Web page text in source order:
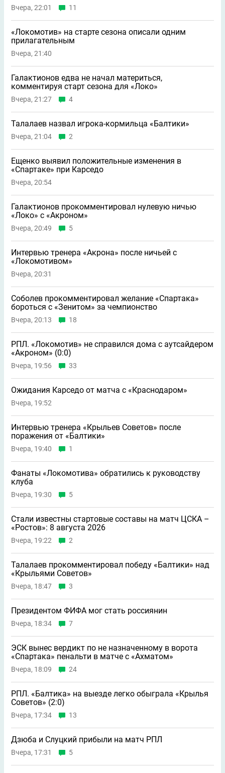
Вчера, 22:01 11
«Локомотив» на старте сезона описали одним
прилагательным
Вчера, 21:40
Галактионов едва не начал материться,
комментируя старт сезона для «Локо»
Вчера, 21:27 4
Талалаев назвал игрока-кормильца «Балтики»
Вчера, 21:04 2
Ещенко выявил положительные изменения в
«Спартаке» при Карседо
Вчера, 20:54
Галактионов прокомментировал нулевую ничью
«Локо» с «Акроном»
Вчера, 20:49 5
Интервью тренера «Акрона» после ничьей с
«Локомотивом»
Вчера, 20:31
Соболев прокомментировал желание «Спартака»
бороться с «Зенитом» за чемпионство
Вчера, 20:13 18
РПЛ. «Локомотив» не справился дома с аутсайдером
«Акроном» (0:0)
Вчера, 19:56 33
Ожидания Карседо от матча с «Краснодаром»
Вчера, 19:52
Интервью тренера «Крыльев Советов» после
поражения от «Балтики»
Вчера, 19:40 1
Фанаты «Локомотива» обратились к руководству
клуба
Вчера, 19:30 5
Стали известны стартовые составы на матч ЦСКА –
«Ростов»: 8 августа 2026
Вчера, 19:22 2
Талалаев прокомментировал победу «Балтики» над
«Крыльями Советов»
Вчера, 18:47 3
Президентом ФИФА мог стать россиянин
Вчера, 18:34 7
ЭСК вынес вердикт по не назначенному в ворота
«Спартака» пенальти в матче с «Ахматом»
Вчера, 18:09 24
РПЛ. «Балтика» на выезде легко обыграла «Крылья
Советов» (2:0)
Вчера, 17:34 13
Дзюба и Слуцкий прибыли на матч РПЛ
Вчера, 17:31 5